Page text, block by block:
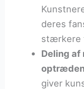
deres
stærkere
Deling
giver